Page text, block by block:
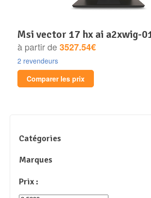
msi vector 17 hx ai a2xwig-
à partir de3527.54€
2 revendeurs
Comparer les prix
Catégories
Marques
Prix :